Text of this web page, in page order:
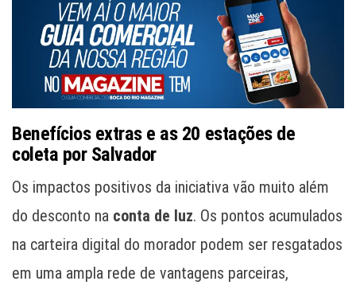
Benefícios extras e as 20 estações de
coleta por Salvador
Os impactos positivos da iniciativa vão muito além
do desconto na conta de luz. Os pontos acumulados
na carteira digital do morador podem ser resgatados
em uma ampla rede de vantagens parceiras,